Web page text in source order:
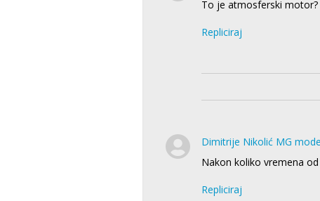
To je atmosferski motor?
Repliciraj
Dimitrije Nikolić MG
Nakon koliko vremena
Repliciraj